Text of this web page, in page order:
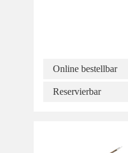
Online bestellbar
Reservierbar